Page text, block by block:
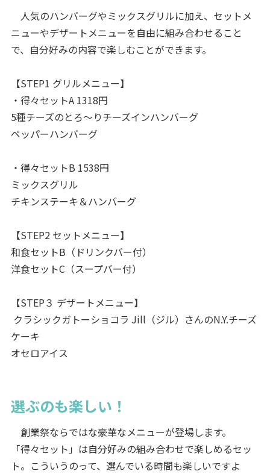
人気のハンバーグやミックスグリルに加え、セットメ
ニューやデザートメニューを自由に組み合わせること
で、自分好みの内容で楽しむことができます。
【STEP1 グリルメニュー】
・得々セットA 1318円
5種チーズのとろ〜りチーズインハンバーグ
ペッパーハンバーグ
・得々セットB 1538円
ミックスグリル
チキンステーキ＆ハンバーグ
【STEP2 セットメニュー】
和⾷セットB（ドリンクバー付）
洋⾷セットC（スープバー付）
【STEP３ デザートメニュー】
クラシックガトーショコラ Jill（ジル）さんのN.Y.チーズ
ケーキ
オセロアイス
選ぶのも楽しい！
創業祭ならではな豪華なメニューが登場します。
「得々セット」は自分好みの組み合わせで楽しめるセッ
ト。こういうのって、選んでいる時間も楽しいですよ